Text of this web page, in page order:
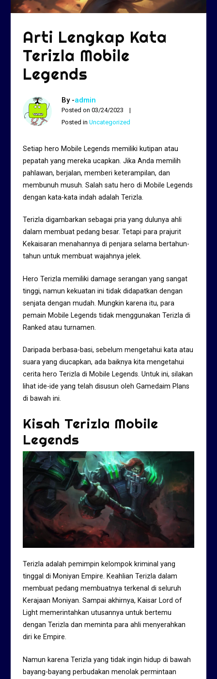
Arti Lengkap Kata
Terizla Mobile
Legends
By -admin
Posted on03/24/2023
Posted inUncategorized
Setiap hero Mobile Legends memiliki kutipan atau
pepatah yang mereka ucapkan. Jika Anda memilih
pahlawan, berjalan, memberi keterampilan, dan
membunuh musuh. Salah satu hero di Mobile Legends
dengan kata-kata indah adalah Terizla.
Terizla digambarkan sebagai pria yang dulunya ahli
dalam membuat pedang besar. Tetapi para prajurit
Kekaisaran menahannya di penjara selama bertahun-
tahun untuk membuat wajahnya jelek.
Hero Terizla memiliki damage serangan yang sangat
tinggi, namun kekuatan ini tidak didapatkan dengan
senjata dengan mudah. Mungkin karena itu, para
pemain Mobile Legends tidak menggunakan Terizla di
Ranked atau turnamen.
Daripada berbasa-basi, sebelum mengetahui kata atau
suara yang diucapkan, ada baiknya kita mengetahui
cerita hero Terizla di Mobile Legends. Untuk ini, silakan
lihat ide-ide yang telah disusun oleh Gamedaim Plans
di bawah ini.
Kisah Terizla Mobile
Legends
Terizla adalah pemimpin kelompok kriminal yang
tinggal di Moniyan Empire. Keahlian Terizla dalam
membuat pedang membuatnya terkenal di seluruh
Kerajaan Moniyan. Sampai akhirnya, Kaisar Lord of
Light memerintahkan utusannya untuk bertemu
dengan Terizla dan meminta para ahli menyerahkan
diri ke Empire.
Namun karena Terizla yang tidak ingin hidup di bawah
bayang-bayang perbudakan menolak permintaan